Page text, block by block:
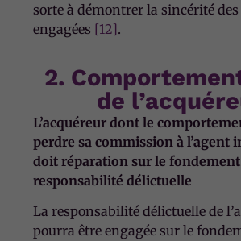
sorte à démontrer la sincérité
engagées [12].
2.
de
L’acquéreur dont le
perdre sa commission à l’agent
doit réparation sur le
responsabilité délictuelle
La responsabilité délictuelle de
pourra être engagée sur le